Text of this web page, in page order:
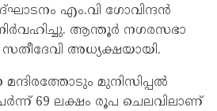
എം.വി ഗോവിന്ദൻ
ആന്തൂർ നഗരസഭാ
അധ്യക്ഷയായി.
മുനിസിപ്പൽ
69 ലക്ഷം രൂപ ചെലവിലാണ്